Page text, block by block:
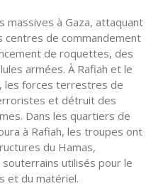
massives à Gaza, attaquant
centres de commandement
de roquettes, des
armées. À Rafiah et le
les forces terrestres de
et détruit des
Dans les quartiers de
à Rafiah, les troupes ont
du Hamas,
utilisés pour le
et du matériel.